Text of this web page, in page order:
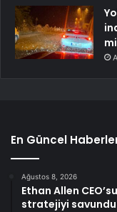
En Güncel
Ağustos 8, 2026
Ethan Allen
stratejiyi savundu